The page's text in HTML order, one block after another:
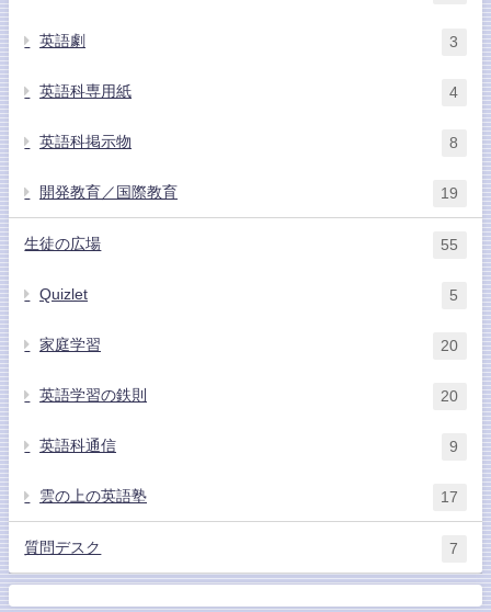
英語劇 3
英語科専用紙 4
英語科掲示物 8
開発教育／国際教育 19
生徒の広場 55
Quizlet 5
家庭学習 20
英語学習の鉄則 20
英語科通信 9
雲の上の英語塾 17
質問デスク 7